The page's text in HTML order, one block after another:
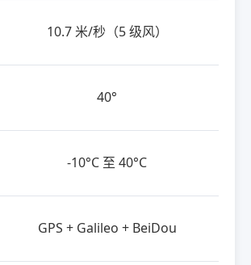
10.7 米/秒（5 级风）
40°
-10°C 至 40°C
GPS + Galileo + BeiDou